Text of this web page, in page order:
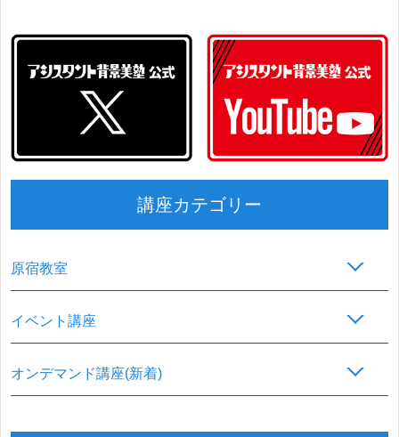
講座カテゴリー
原宿教室
イベント講座
オンデマンド講座(新着)